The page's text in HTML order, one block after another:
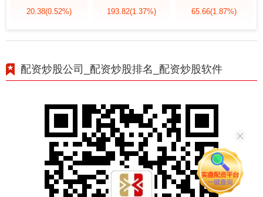
20.38(0.52%) 193.82(1.37%) 65.66(1.87%)
配资炒股公司_配资炒股排名_配资炒股软件